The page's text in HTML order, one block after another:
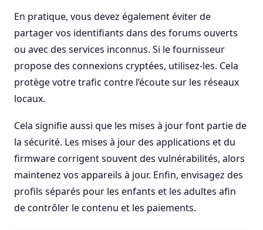
En pratique, vous devez également éviter de
partager vos identifiants dans des forums ouverts
ou avec des services inconnus. Si le fournisseur
propose des connexions cryptées, utilisez-les. Cela
protège votre trafic contre l’écoute sur les réseaux
locaux.
Cela signifie aussi que les mises à jour font partie de
la sécurité. Les mises à jour des applications et du
firmware corrigent souvent des vulnérabilités, alors
maintenez vos appareils à jour. Enfin, envisagez des
profils séparés pour les enfants et les adultes afin
de contrôler le contenu et les paiements.